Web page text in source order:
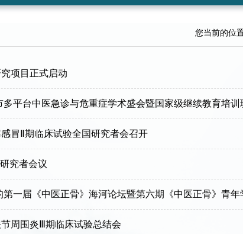
您当前的位
项目正式启动
平台中医急诊与危重症学术盛会暨国家级继续教育培训
冒Ⅱ期临床试验全国研究者会召开
究者会议
一届《中医正骨》海河论坛暨第六期《中医正骨》青年
周围炎Ⅲ期临床试验总结会